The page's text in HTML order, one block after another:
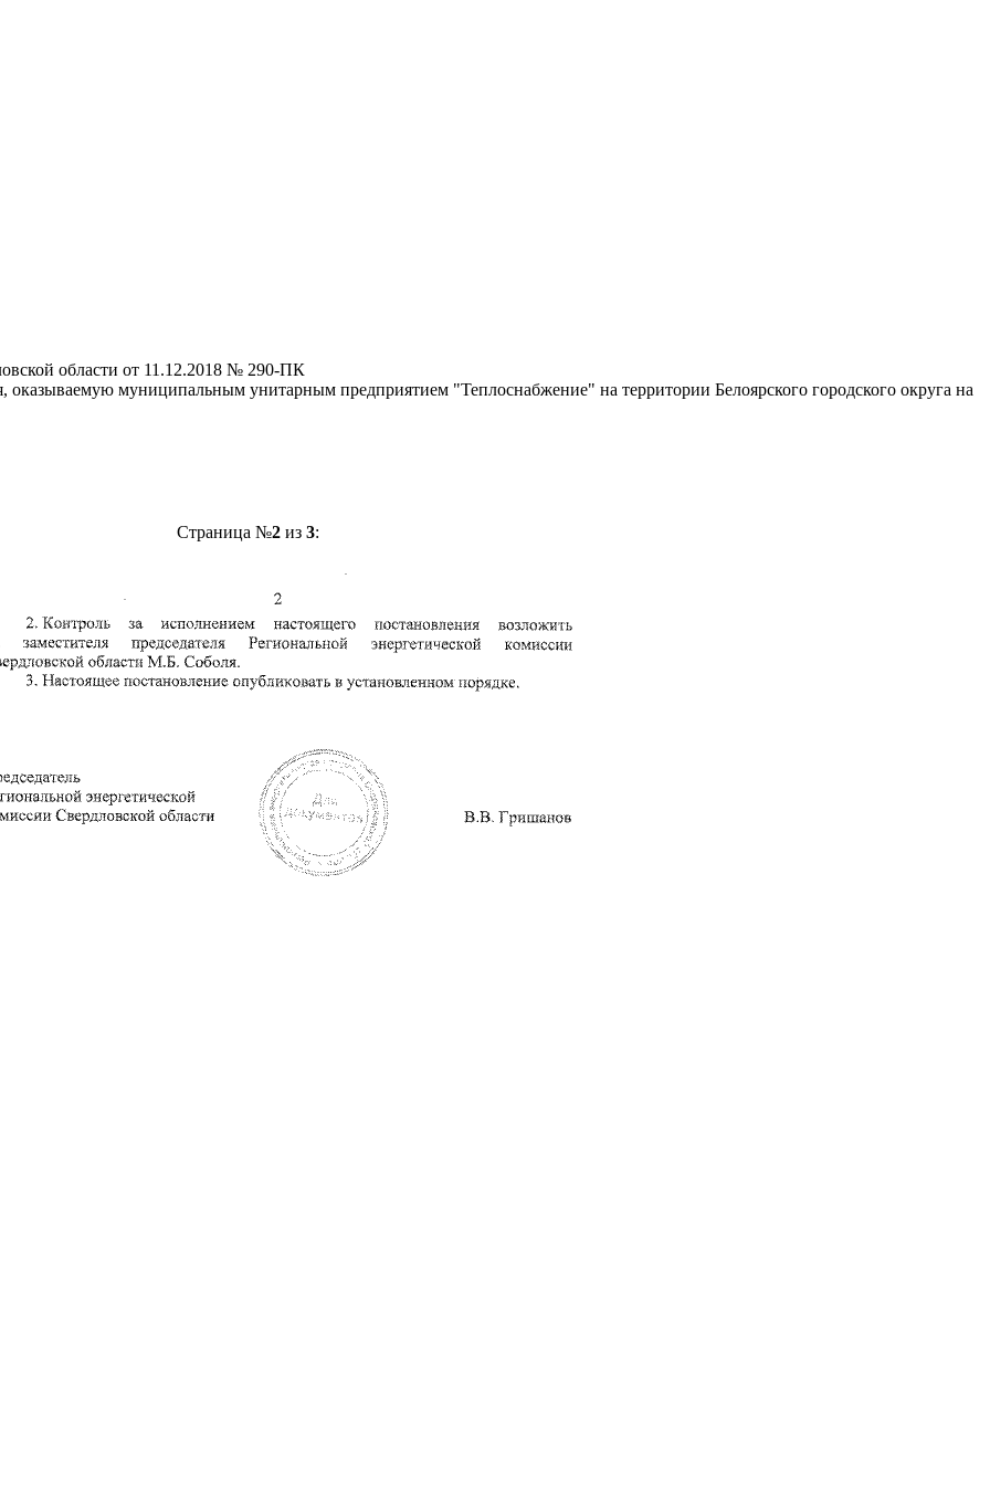
области от 11.12.2018 № 290-ПК
оказываемую муниципальным унитарным предприятием "Теплоснабжение" на территории Белоярского городского округа на
Страница №2из 3: